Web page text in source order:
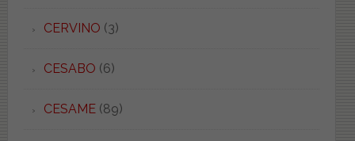
CERVINO (3)
CESABO (6)
CESAME(89)